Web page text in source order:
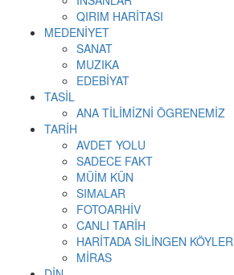
QIRIM HARİTASI
MEDENİYET
SANAT
MUZIKA
EDEBİYAT
TASİL
ANA TİLİMİZNİ ÖGRENEMİZ
TARİH
AVDET YOLU
SADECE FAKT
MÜİM KÜN
SIMАLAR
FOTOARHİV
CANLI TARİH
HARİTADA SİLİNGEN KÖYLER
MİRAS